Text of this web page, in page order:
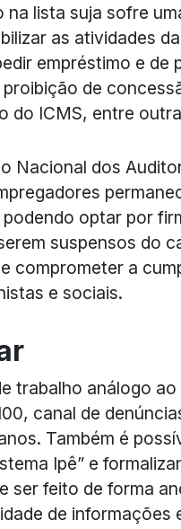
lista suja sofre
as atividades
empréstimo e de
de
do ICMS, entre
Nacional dos
optar por
suspensos do
comprometer a
e sociais.
trabalho análogo
canal de
Também é
Ipê” e
ser feito de forma
de informações